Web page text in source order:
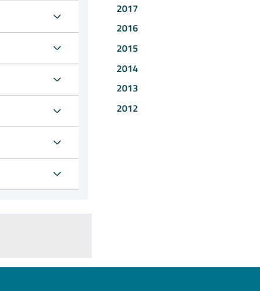
2017
2016
2015
2014
2013
2012